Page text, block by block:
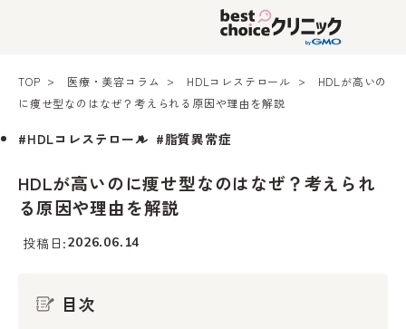
TOP 医療・美容コラム HDLコレステロール
HDLが高いの
に痩せ型なのはなぜ？考えられる原因や理由を解説
#HDLコレステロール #脂質異常症
HDLが高いのに痩せ型なのはなぜ？考えられ
る原因や理由を解説
投稿日 2026.06.14
目次